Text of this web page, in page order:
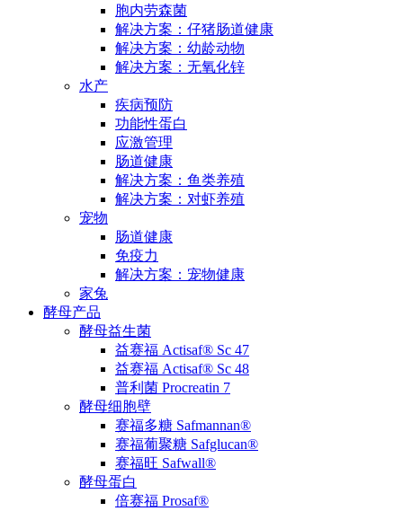
胞内劳森菌
解决方案：仔猪肠道健康
解决方案：幼龄动物
解决方案：无氧化锌
水产
疾病预防
功能性蛋白
应激管理
肠道健康
解决方案：鱼类养殖
解决方案：对虾养殖
宠物
肠道健康
免疫力
解决方案：宠物健康
家兔
酵母产品
酵母益生菌
益赛福 Actisaf® Sc 47
益赛福 Actisaf® Sc 48
普利菌 Procreatin 7
酵母细胞壁
赛福多糖 Safmannan®
赛福葡聚糖 Safglucan®
赛福旺 Safwall®
酵母蛋白
倍赛福 Prosaf®